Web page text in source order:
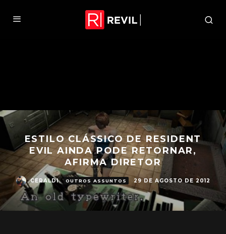
ESTILO CLÁSSICO DE RESIDENT
EVIL AINDA PODE RETORNAR,
AFIRMA DIRETOR
CERALDI OUTROS ASSUNTOS 29 DE AGOSTO DE 2012